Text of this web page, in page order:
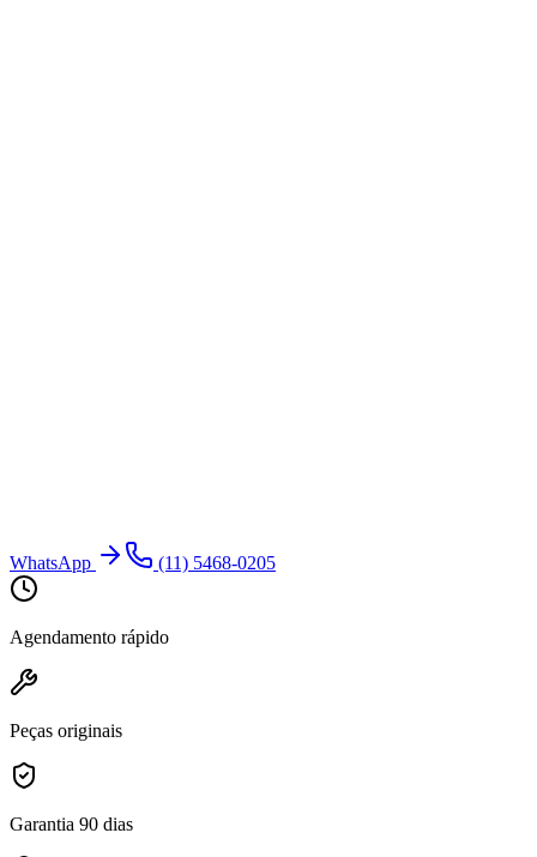
WhatsApp (11) 5468-0205
Agendamento rápido
Peças originais
Garantia 90 dias